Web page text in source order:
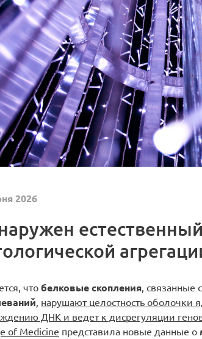
2026
что белковые скопления, связанные
, нарушают целостность оболочки
ДНК и ведет к дисрегуляции
of Medicine представила новые данные о